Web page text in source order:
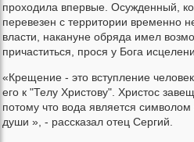
проходила впервые. Осужденный,
перевезен с территории временно
власти, накануне обряда имел
причаститься, прося у Бога
«Крещение - это вступление
его к "Телу Христову". Христос
потому что вода является
души », - рассказал отец Сергий.